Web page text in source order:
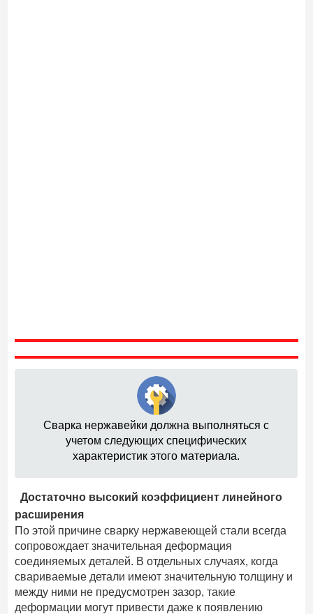
Сварка нержавейки должна выполняться с
учетом следующих специфических
характеристик этого материала.
Достаточно высокий коэффициент линейного
расширения
По этой причине сварку нержавеющей стали всегда
сопровождает значительная деформация
соединяемых деталей. В отдельных случаях, когда
свариваемые детали имеют значительную толщину и
между ними не предусмотрен зазор, такие
деформации могут привести даже к появлению